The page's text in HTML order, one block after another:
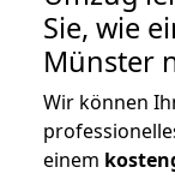
Sie, wie
Münster
Wir können
einem